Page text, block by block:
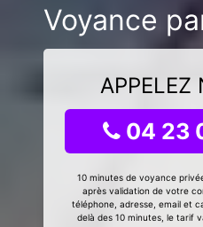
Voyance
APPELEZ
04 23
10 minutes de voyance
après validation de votre
téléphone, adresse, email et
delà des 10 minutes, le tarif